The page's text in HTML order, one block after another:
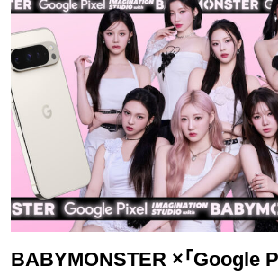
BABYMONSTER ×「Google